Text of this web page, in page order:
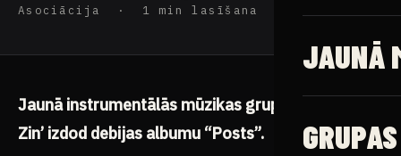
JAUNĀ
GRUPAS
Asociācija · 1 min lasīšana
Jaunā instrumentālās mūzikas grupa “Velns Viņu
Zin’ izdod debijas albumu “Posts”.